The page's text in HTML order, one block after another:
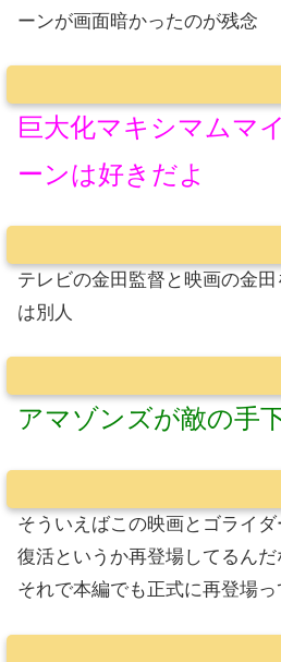
ーンが画面暗かったのが残念
巨大化マキシマムマ
ーンは好きだよ
テレビの金田監督と映画の金田
は別人
アマゾンズが敵の手
そういえばこの映画とゴライ
復活というか再登場してるんだ
それで本編でも正式に再登場